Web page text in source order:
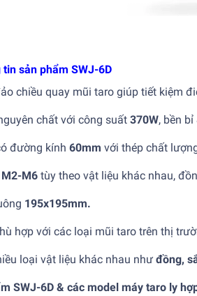
sản phẩm SWJ-6D
chiều quay mũi taro giúp tiết kiệm
chất với công suất 370W, bền
đường kính 60mm với thép chất
M2-M6 tùy theo vật liệu khác nhau,
195x195mm.
hợp với các loại mũi taro trên thị
loại vật liệu khác nhau như đồng,
SWJ-6D & các model máy taro ly